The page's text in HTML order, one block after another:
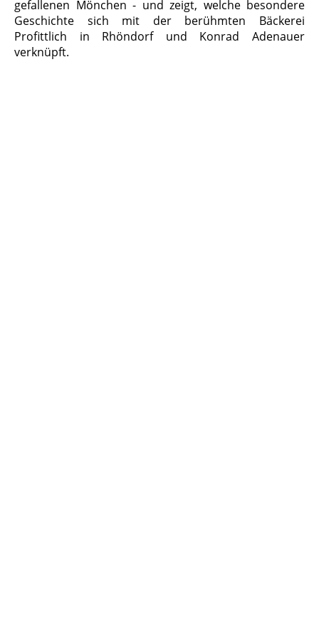
gefallenen Mönchen - und zeigt, welche besondere
Geschichte sich mit der berühmten Bäckerei
Profittlich in Rhöndorf und Konrad Adenauer
verknüpft.